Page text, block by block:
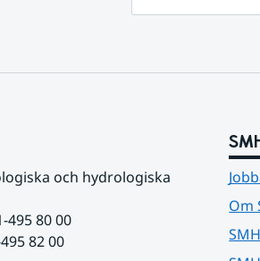
och hydrologiska
495 80 00
82 00
Om